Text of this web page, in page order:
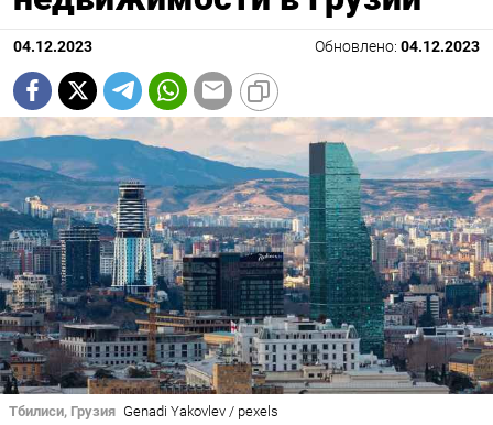
04.12.2023 Обновлено: 04.12.2023
Тбилиси, Грузия Genadi Yakovlev / pexels